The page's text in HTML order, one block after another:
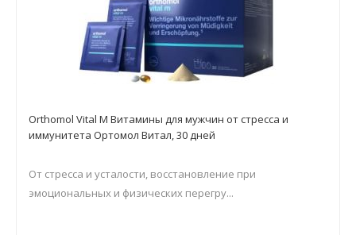
Orthomol Vital M Витамины для мужчин от стресса и
иммунитета Ортомол Витал, 30 дней
От стресса и усталости, восстановление при
эмоциональных и физических перегру...